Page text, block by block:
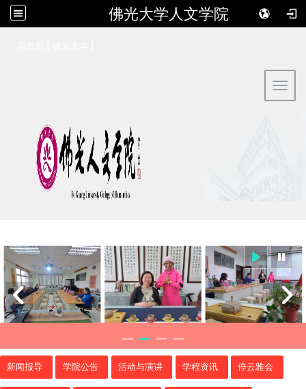
佛光大学人文学院
新闻报导 学院公告 活动与演讲 学程资讯 停云雅会